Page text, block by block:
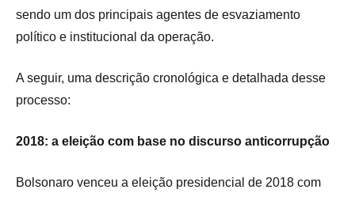
sendo um dos principais agentes de esvaziamento
político e institucional da operação.
A seguir, uma descrição cronológica e detalhada desse
processo:
2018: a eleição com base no discurso anticorrupção
Bolsonaro venceu a eleição presidencial de 2018 com